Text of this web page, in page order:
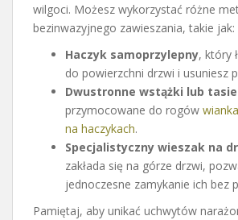
wilgoci. Możesz wykorzystać różne
bezinwazyjnego zawieszania, takie jak:
Haczyk samoprzylepny, który
do powierzchni drzwi i usuniesz
Dwustronne wstążki lub
przymocowane do rogów
na haczykach.
Specjalistyczny wieszak na
zakłada się na górze drzwi,
jednoczesne zamykanie ich bez
Pamiętaj, aby unikać uchwytów